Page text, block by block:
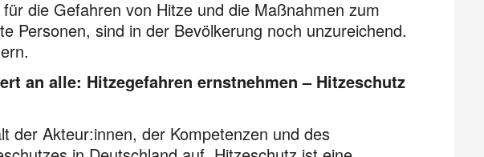
die Gefahren von Hitze und die Maßnahmen zum
Personen, sind in der Bevölkerung noch unzureichend.
an alle: Hitzegefahren ernstnehmen – Hitzeschutz
der Akteur:innen, der Kompetenzen und des